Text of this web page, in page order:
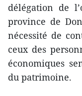
délégation de
province de
nécessité de
ceux des
économiques
du patrimoine.